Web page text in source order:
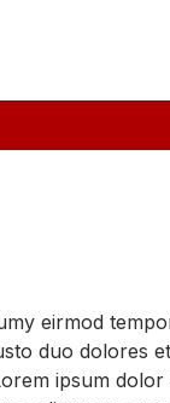
eirmod
duo dolores
ipsum